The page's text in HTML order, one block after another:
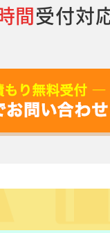
間受付対